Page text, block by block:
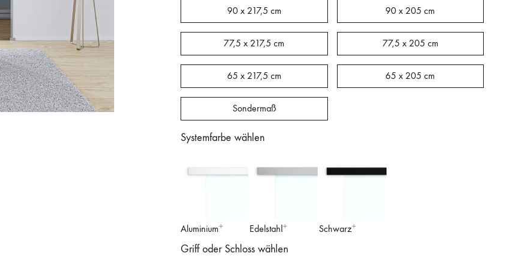
90 x 217,5 cm 90 x 205 cm
77,5 x 217,5 cm 77,5 x 205 cm
65 x 217,5 cm 65 x 205 cm
Sondermaß
Systemfarbe wählen
Aluminium Edelstahl Schwarz
Griff oder Schloss wählen